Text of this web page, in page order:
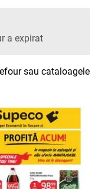
a expirat
sau cataloagele